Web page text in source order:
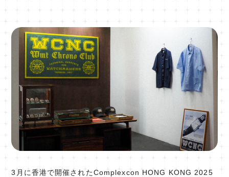
3月に香港で開催されたComplexcon HONG KONG 2025